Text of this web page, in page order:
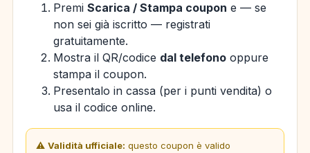
Premi Scarica / Stampa coupon e — se
non sei già iscritto — registrati
gratuitamente.
Mostra il QR/codice dal telefono oppure
stampa il coupon.
Presentalo in cassa (per i punti vendita) o
usa il codice online.
⚠️ Validità ufficiale: questo coupon è valido